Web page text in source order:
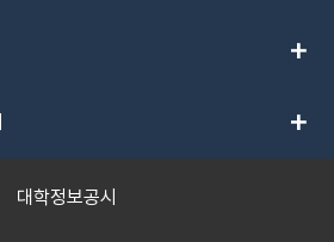
add
add
대학정보공시